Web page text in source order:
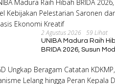
Tanggamus Dorong
Sektor Perikanan
PCM
2 Agustus 2026 59 Lihat
UNIBA Madura Raih
BRIDA 2026, Susun
dan Keris Berbasis
Kreatif